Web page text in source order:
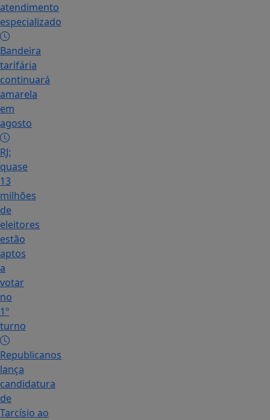
atendimento
especializado
Bandeira
tarifária
continuará
amarela
em
agosto
RJ:
quase
13
milhões
de
eleitores
estão
aptos
a
votar
no
1º
turno
Republicanos
lança
candidatura
de
Tarcísio ao